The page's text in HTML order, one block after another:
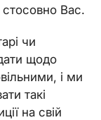
Вас.
чи
щодо
і ми
такі
на свій